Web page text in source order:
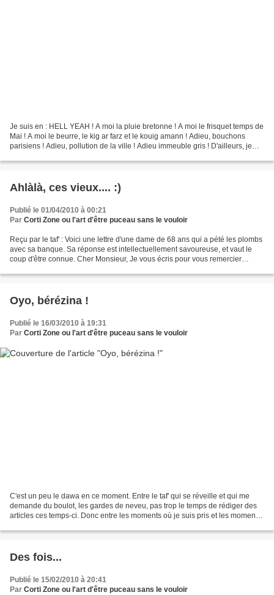
Je suis en : HELL YEAH ! A moi la pluie bretonne ! A moi le frisquet temps de
Mai ! A moi le beurre, le kig ar farz et le kouig amann ! Adieu, bouchons
parisiens ! Adieu, pollution de la ville ! Adieu immeuble gris ! D'ailleurs, je
Ahlàlà, ces vieux.... :)
Publié le 01/04/2010 à 00:21
Par Corti Zone ou l'art d'être puceau sans le vouloir
Reçu par le taf' : Voici une lettre d'une dame de 68 ans qui a pété les plombs
avec sa banque. Sa réponse est intellectuellement savoureuse, et vaut le
coup d'être connue. Cher Monsieur, Je vous écris pour vous remercier
Oyo, bérézina !
Publié le 16/03/2010 à 19:31
Par Corti Zone ou l'art d'être puceau sans le vouloir
C'est un peu le dawa en ce moment. Entre le taf' qui se réveille et qui me
demande du boulot, les gardes de neveu, pas trop le temps de rédiger des
articles ces temps-ci. Donc entre les moments où je suis pris et les moments
Des fois...
Publié le 15/02/2010 à 20:41
Par Corti Zone ou l'art d'être puceau sans le vouloir